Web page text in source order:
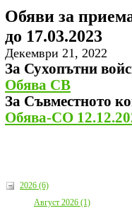
Обяви за
до 17.03.2023
Декември 21, 2022
За Сухопътни
Обява СВ
За Съвместното
Обява-СО
2026 (6)
Август 2026 (1)